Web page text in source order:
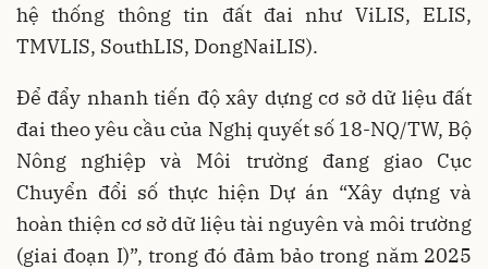
hệ thống thông tin đất đai như ViLIS, ELIS,
TMVLIS, SouthLIS, DongNaiLIS).
Để đẩy nhanh tiến độ xây dựng cơ sở dữ liệu đất
đai theo yêu cầu của Nghị quyết số 18-NQ/TW, Bộ
Nông nghiệp và Môi trường đang giao Cục
Chuyển đổi số thực hiện Dự án “Xây dựng và
hoàn thiện cơ sở dữ liệu tài nguyên và môi trường
(giai đoạn I)”, trong đó đảm bảo trong năm 2025